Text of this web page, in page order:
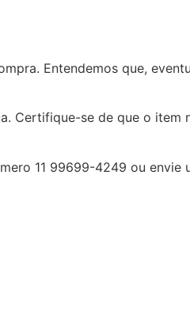
Entendemos que,
Certifique-se de que o item
11 99699-4249 ou envie